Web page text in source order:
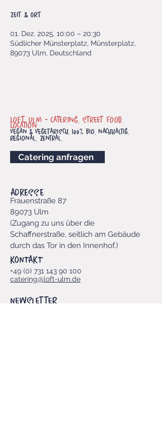
Zeit & Ort
01. Dez. 2025, 10:00 – 20:30
Südlicher Münsterplatz, Münsterplatz,
89073 Ulm, Deutschland
Loft. Ulm - Catering. Street Food.
Location.
vegan & vegetarisch. 100% bio. nachhaltig.
regional. Zentral.
Catering anfragen
ADRESSE
Frauenstraße 87
89073 Ulm
​(Zugang zu uns über die
Schaffnerstraße, seitlich am Gebäude
durch das Tor in den Innenhof.)​
KONTAKT
+49 (0) 731 143 90 100
catering@loft-ulm.de
Newsletter